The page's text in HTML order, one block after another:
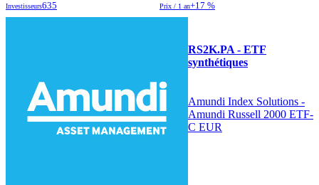
Investisseurs635 Prix / 1 an+17 %
RS2K.PA - ETF
synthétiques
Amundi Index Solutions -
Amundi Russell 2000 ETF-
C EUR